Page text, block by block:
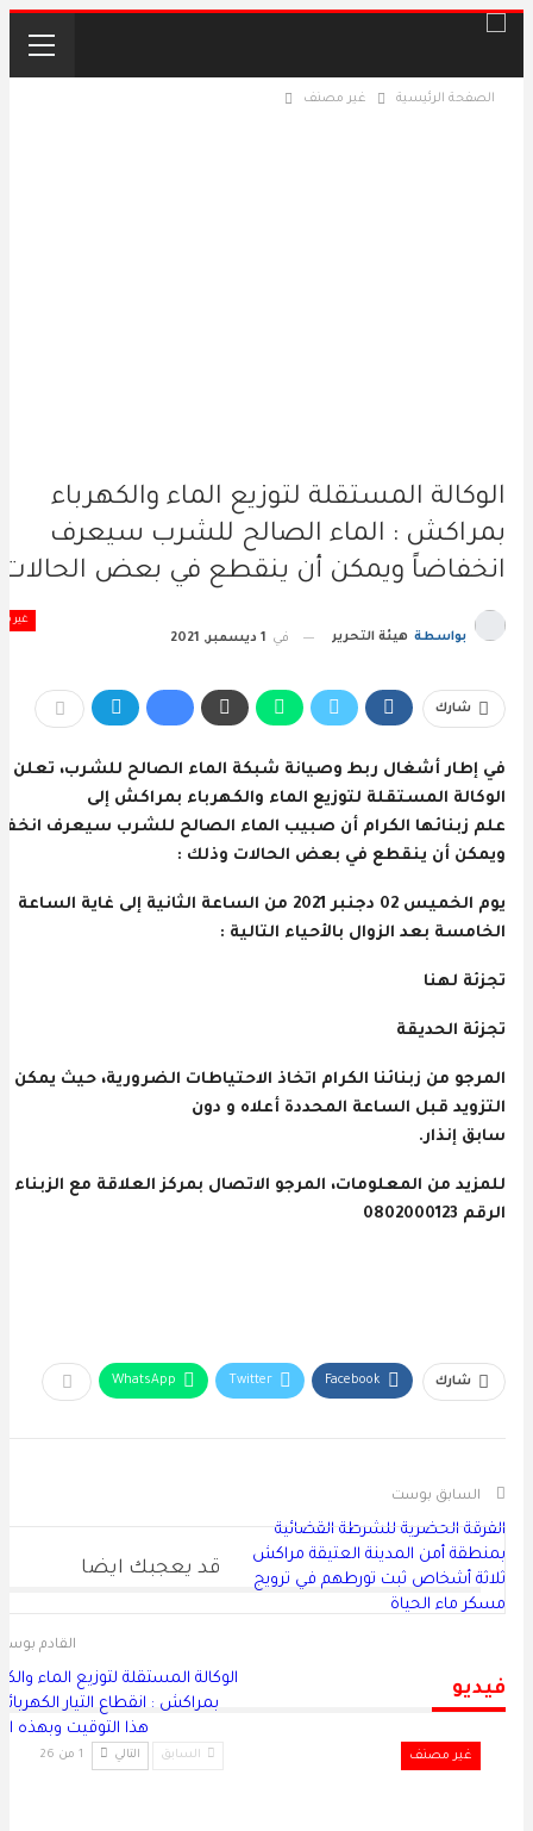
الصفحة الرئيسية غير مصنف
الوكالة المستقلة لتوزيع الماء والكهرباء
بمراكش : الماء الصالح للشرب سيعرف
انخفاضاً ويمكن أن ينقطع في بعض الحالات
غير
بواسطة هيئة التحرير في 1 ديسمبر, 2021
شارك
في إطار أشغال ربط وصيانة شبكة الماء الصالح للشرب، تعلن
الوكالة المستقلة لتوزيع الماء والكهرباء بمراكش إلى
علم زبنائها الكرام أن صبيب الماء الصالح للشرب سيعرف
ويمكن أن ينقطع في بعض الحالات وذلك :
يوم الخميس 02 دجنبر 2021 من الساعة الثانية إلى غاية الساعة
الخامسة بعد الزوال بالأحياء التالية :
تجزئة لهنا
تجزئة الحديقة
المرجو من زبنائنا الكرام اتخاذ الاحتياطات الضرورية، حيث يمكن
التزويد قبل الساعة المحددة أعلاه و دون
سابق إنذار.
للمزيد من المعلومات، المرجو الاتصال بمركز العلاقة مع الزبناء
الرقم 0802000123
شارك Facebook
Twitter
WhatsApp
السابق بوست
الفرقة الحضرية للشرطة القضائية
بمنطقة أمن المدينة العتيقة مراكش
ثلاثة أشخاص ثبت تورطهم في ترويج
مسكر ماء الحياة
القادم
الوكالة المستقلة لتوزيع الماء
بمراكش : انقطاع التيار
هذا التوقيت وبهذه
قد يعجبك ايضا
غير مصنف
فيديو
السابق التالي 1 من 26